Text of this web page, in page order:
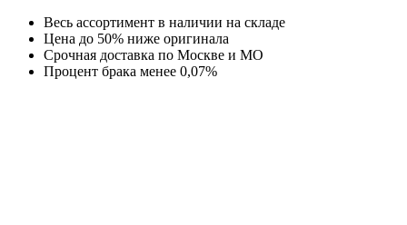
Перейти
содержимому
Весь ассортимент в наличии на складе
Цена до 50% ниже оригинала
Срочная доставка по Москве и МО
Процент брака менее 0,07%